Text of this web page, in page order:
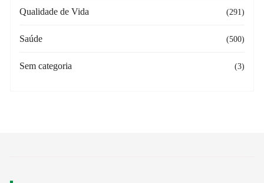
Qualidade de Vida (291)
Saúde (500)
Sem categoria (3)